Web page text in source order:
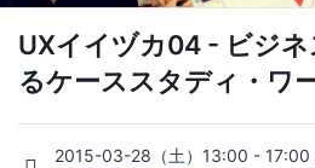
UXイイヅカ04 - ビジネ
るケーススタディ・ワ
2015-03-28（土）13:00 - 17:00